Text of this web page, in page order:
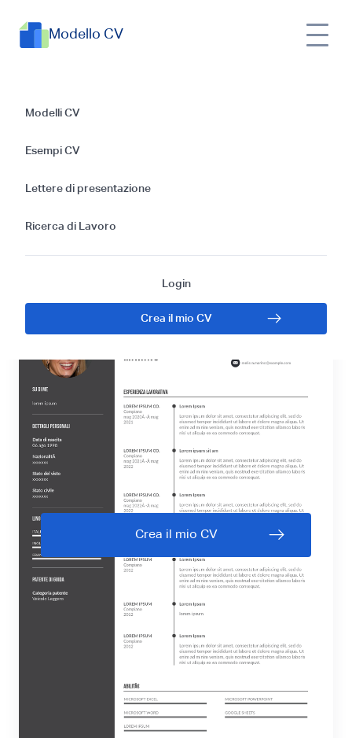
Modello CV
Modelli CV
Esempi CV
Lettere di presentazione
Ricerca di Lavoro
Login
Crea il mio CV
Esempi di CV per la
posizione di
Piastrellista: Guida e
Suggerimenti
Crea il mio CV